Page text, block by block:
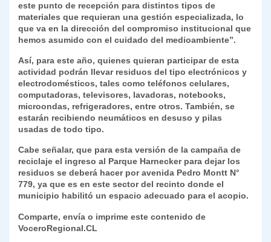
este punto de recepción para distintos tipos de
materiales que requieran una gestión especializada, lo
que va en la dirección del compromiso institucional que
hemos asumido con el cuidado del medioambiente”.
Así, para este año, quienes quieran participar de esta
actividad podrán llevar residuos del tipo electrónicos y
electrodomésticos, tales como teléfonos celulares,
computadoras, televisores, lavadoras, notebooks,
microondas, refrigeradores, entre otros. También, se
estarán recibiendo neumáticos en desuso y pilas
usadas de todo tipo.
Cabe señalar, que para esta versión de la campaña de
reciclaje el ingreso al Parque Harnecker para dejar los
residuos se deberá hacer por avenida Pedro Montt N°
779, ya que es en este sector del recinto donde el
municipio habilitó un espacio adecuado para el acopio.
Comparte, envía o imprime este contenido de
VoceroRegional.CL